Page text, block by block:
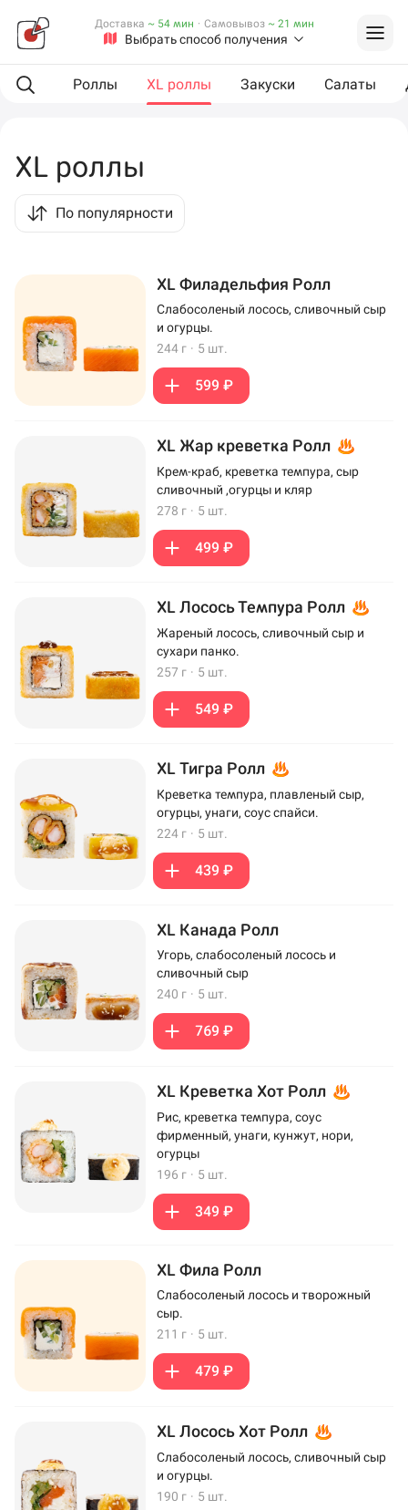
Выбрать способ получения
Доставка ~ 54 мин · Самовывоз ~ 21 мин
сеты Роллы XL роллы Закуски Салаты
XL роллы
По популярности
XL Филадельфия Ролл
Слабосоленый лосось, сливочный сыр
и огурцы.
244 г · 5 шт.
599 ₽
XL Жар креветка Ролл
Крем-краб, креветка темпура, сыр
сливочный ,огурцы и кляр
278 г · 5 шт.
499 ₽
XL Лосось Темпура Ролл
Жареный лосось, сливочный сыр и
сухари панко.
257 г · 5 шт.
549 ₽
XL Тигра Ролл
Креветка темпура, плавленый сыр,
огурцы, унаги, соус спайси.
224 г · 5 шт.
439 ₽
XL Канада Ролл
Угорь, слабосоленый лосось и
сливочный сыр
240 г · 5 шт.
769 ₽
XL Креветка Хот Ролл
Рис, креветка темпура, соус
фирменный, унаги, кунжут, нори,
огурцы
196 г · 5 шт.
349 ₽
XL Фила Ролл
Слабосоленый лосось и творожный
сыр.
211 г · 5 шт.
479 ₽
XL Лосось Хот Ролл
Слабосоленый лосось, сливочный сыр
и огурцы.
190 г · 5 шт.